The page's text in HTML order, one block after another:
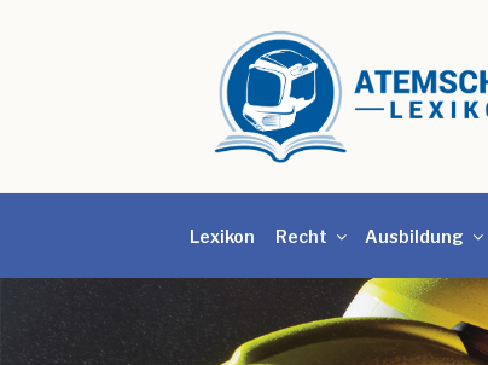
Lexikon Recht Ausbildung